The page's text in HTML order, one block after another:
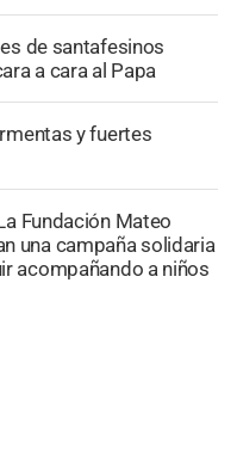
de santafesinos
a cara al Papa
y fuertes
Fundación Mateo
una campaña solidaria
acompañando a niños